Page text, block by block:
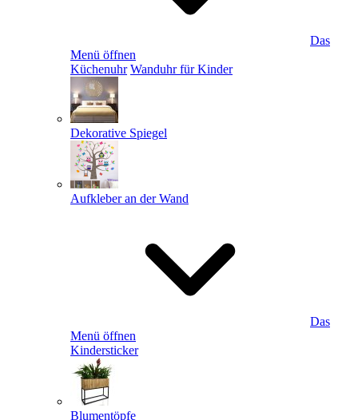
Das
Menü öffnen
Küchenuhr Wanduhr für Kinder
Dekorative Spiegel
Aufkleber an der Wand
Das
Menü öffnen
Kindersticker
Blumentöpfe